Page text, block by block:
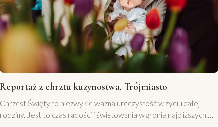
Reportaż z chrztu kuzynostwa, Trójmiasto
Chrzest Święty to niezwykle ważna uroczystość w życiu całej
rodziny. Jest to czas radości i świętowania w gronie najbliższych.